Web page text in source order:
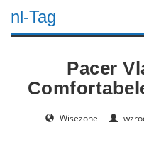
nl-Tag
Pacer
Wisezone